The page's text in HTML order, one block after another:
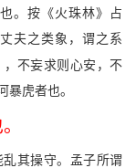
。按《火珠林》占
夫之类象，谓之系
，不妄求则心安，不
暴虎者也。
乱其操守。孟子所谓